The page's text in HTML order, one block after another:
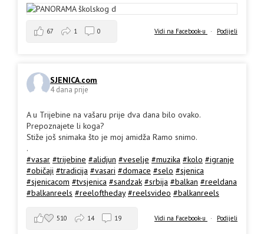
Vidi na Facebook-u · Podijeli
67 1 0
SJENICA.com
4 dana prije
A u Trijebine na vašaru prije dva dana bilo ovako.
Prepoznajete li koga?
Stiže još snimaka što je moj amidža Ramo snimo.
.
#vasar #trijebine #alidjun #veselje #muzika #kolo #igranje
#običaji #tradicija #vasari #domace #selo #sjenica
#sjenicacom #tvsjenica #sandzak #srbija #balkan #reeldana
#balkanreels #reeloftheday #reelsvideo #balkanreels
Vidi na Facebook-u · Podijeli
510 14 19